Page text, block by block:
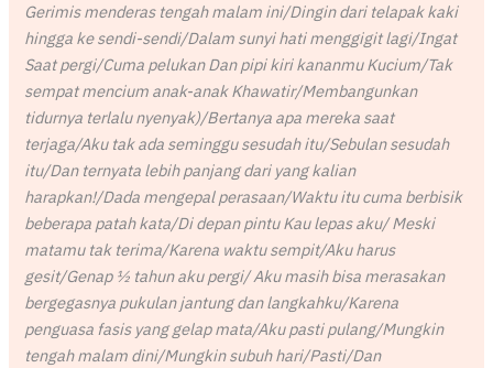
Gerimis menderas tengah malam ini/Dingin dari telapak kaki
hingga ke sendi-sendi/Dalam sunyi hati menggigit lagi/Ingat
Saat pergi/Cuma pelukan Dan pipi kiri kananmu Kucium/Tak
sempat mencium anak-anak Khawatir/Membangunkan
tidurnya terlalu nyenyak)/Bertanya apa mereka saat
terjaga/Aku tak ada seminggu sesudah itu/Sebulan sesudah
itu/Dan ternyata lebih panjang dari yang kalian
harapkan!/Dada mengepal perasaan/Waktu itu cuma berbisik
beberapa patah kata/Di depan pintu Kau lepas aku/ Meski
matamu tak terima/Karena waktu sempit/Aku harus
gesit/Genap ½ tahun aku pergi/ Aku masih bisa merasakan
bergegasnya pukulan jantung dan langkahku/Karena
penguasa fasis yang gelap mata/Aku pasti pulang/Mungkin
tengah malam dini/Mungkin subuh hari/Pasti/Dan